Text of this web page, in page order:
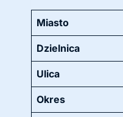
Miasto
Dzielnica
Ulica
Okres